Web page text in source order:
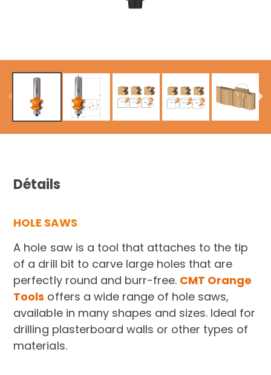
Détails
HOLE SAWS
A hole saw is a tool that attaches to the tip
of a drill bit to carve large holes that are
perfectly round and burr-free. CMT Orange
Tools offers a wide range of hole saws,
available in many shapes and sizes. Ideal for
drilling plasterboard walls or other types of
materials.